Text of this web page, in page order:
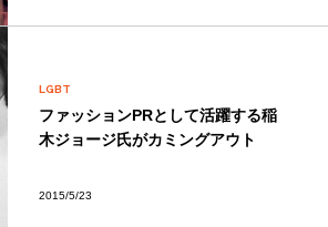
LGBT
ファッションPRとして活躍する稲
木ジョージ氏がカミングアウト
2015/5/23